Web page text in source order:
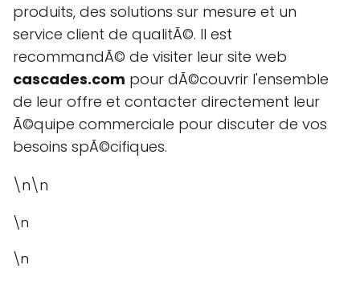
produits, des solutions sur mesure et un
service client de qualitÃ©. Il est
recommandÃ© de visiter leur site web
cascades.com pour dÃ©couvrir l'ensemble
de leur offre et contacter directement leur
Ã©quipe commerciale pour discuter de vos
besoins spÃ©cifiques.
\n\n
\n
\n